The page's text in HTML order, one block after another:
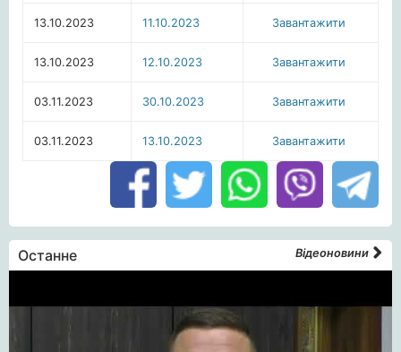
13.10.2023 11.10.2023 Завантажити
13.10.2023 12.10.2023 Завантажити
03.11.2023 30.10.2023 Завантажити
03.11.2023 13.10.2023 Завантажити
Останне Відеоновини